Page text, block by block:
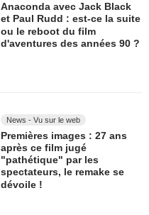
Anaconda avec Jack Black
et Paul Rudd : est-ce la suite
ou le reboot du film
d'aventures des années 90 ?
News - Vu sur le web
Premières images : 27 ans
après ce film jugé
"pathétique" par les
spectateurs, le remake se
dévoile !